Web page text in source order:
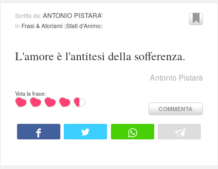
Scritta da:ANTONIO PISTARA’
in Frasi & Aforismi (Stati d'Animo)
L'amore è l'antitesi della sofferenza.
Antonio Pistarà
Vota la frase:
COMMENTA